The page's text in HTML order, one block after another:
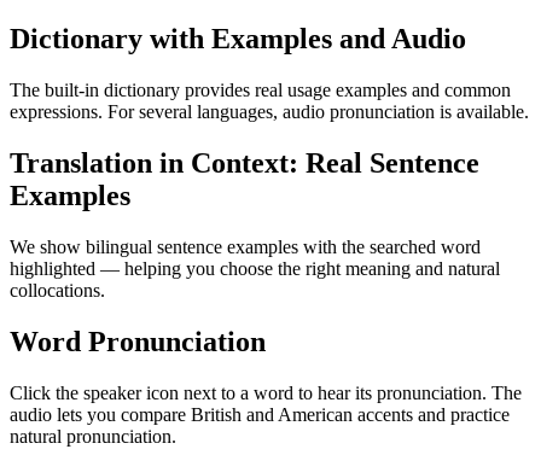
Dictionary with Examples and Audio
The built-in dictionary provides real usage examples and common
expressions. For several languages, audio pronunciation is available.
Translation in Context: Real Sentence
Examples
We show bilingual sentence examples with the searched word
highlighted — helping you choose the right meaning and natural
collocations.
Word Pronunciation
Click the speaker icon next to a word to hear its pronunciation. The
audio lets you compare British and American accents and practice
natural pronunciation.